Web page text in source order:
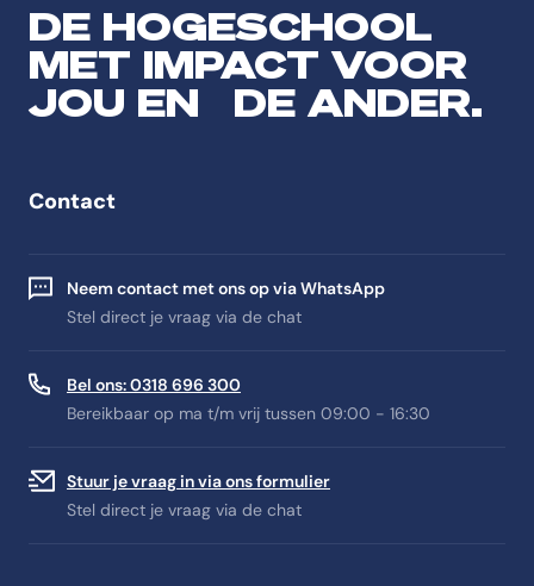
DE HOGESCHOOL
MET IMPACT VOOR
JOU EN DE ANDER.
Contact
Neem contact met ons op via WhatsApp
Stel direct je vraag via de chat
Bel ons: 0318 696 300
Bereikbaar op ma t/m vrij tussen 09:00 - 16:30
Stuur je vraag in via ons formulier
Stel direct je vraag via de chat